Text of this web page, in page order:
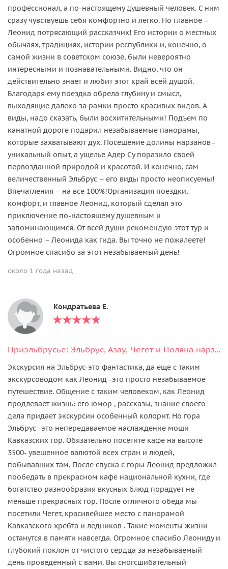
профессионал, а по-настоящему душевный человек. С ним
сразу чувствуешь себя комфортно и легко. Но главное –
Леонид потрясающий рассказчик! Его истории о местных
обычаях, традициях, истории республики и, конечно, о
самой жизни в советском союзе, были невероятно
интересными и познавательными. Видно, что он
действительно знает и любит этот край всей душой.
Благодаря ему поездка обрела глубину и смысл,
выходящие далеко за рамки просто красивых видов. А
виды, надо сказать, были восхитительными! Подъем по
канатной дороге подарил незабываемые панорамы,
которые захватывают дух. Посещение долины нарзанов–
уникальный опыт, а ущелье Адер Су поразило своей
первозданной природой и красотой. И конечно, сам
величественный Эльбрус – его виды просто неописуемы!
Впечатления – на все 100%!Организация поездки,
комфорт, и главное Леонид, который сделал это
приключение по-настоящему душевным и
запоминающимся. От всей души рекомендую этот тур и
особенно – Леонида как гида. Вы точно не пожалеете!
Огромное спасибо за этот незабываемый день!
около 1 года назад
Кондратьева Е.
Приэльбрусье: Эльбрус, Азау, Чегет и Поляна нарзанов в мини-группе
Экскурсия на Эльбрус-это фантастика, да еще с таким
экскурсоводом как Леонид -это просто незабываемое
путешествие. Общение с таким человеком, как Леонид
продлевает жизнь: его юмор , рассказы, знание своего
дела придает экскурсии особенный колорит. Но гора
Эльбрус -это непередаваемое наслаждение мощи
Кавказских гор. Обязательно посетите кафе на высоте
3500- увешенное валютой всех стран и людей,
побывавших там. После спуска с горы Леонид предложил
пообедать в прекрасном кафе национальной кухни, где
богатство разнообразия вкусных блюд порадует не
меньше прекрасных гор. После отличного обеда мы
посетили Чегет, красивейшее место с панорамой
Кавказского хребта и ледников . Такие моменты жизни
останутся в памяти навсегда. Огромное спасибо Леониду и
глубокий поклон от чистого сердца за незабываемый
день проведенный с вами. Вы сногсшибательный